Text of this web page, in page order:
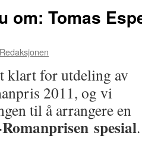
om: Tomas
Redaksjonen
klart for utdeling av
2011, og vi
til å arrangere en
spesial.